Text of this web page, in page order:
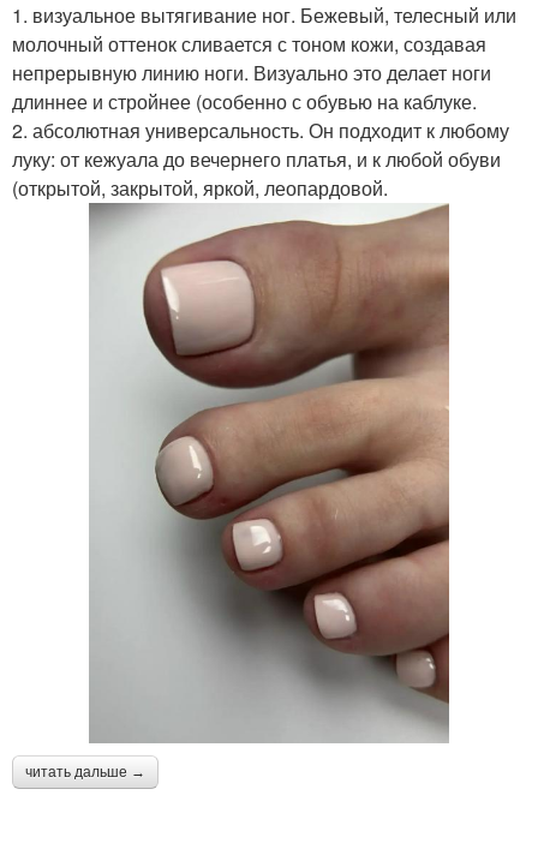
1. визуальное вытягивание ног. Бежевый, телесный или
молочный оттенок сливается с тоном кожи, создавая
непрерывную линию ноги. Визуально это делает ноги
длиннее и стройнее (особенно с обувью на каблуке.
2. абсолютная универсальность. Он подходит к любому
луку: от кежуала до вечернего платья, и к любой обуви
(открытой, закрытой, яркой, леопардовой.
читать дальше →